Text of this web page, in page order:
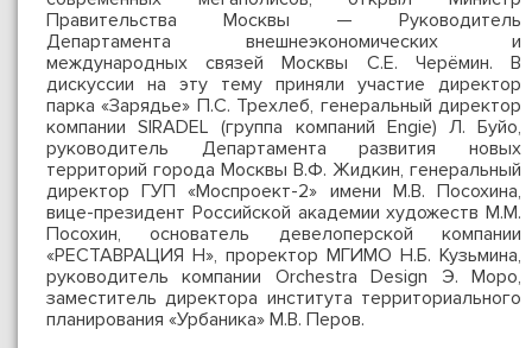
Правительства Москвы — Руководитель
Департамента внешнеэкономических и
международных связей Москвы С.Е. Черёмин. В
дискуссии на эту тему приняли участие директор
парка «Зарядье» П.С. Трехлеб, генеральный директор
компании SIRADEL (группа компаний Engie) Л. Буйо,
руководитель Департамента развития новых
территорий города Москвы В.Ф. Жидкин, генеральный
директор ГУП «Моспроект-2» имени М.В. Посохина,
вице-президент Российской академии художеств М.М.
Посохин, основатель девелоперской компании
«РЕСТАВРАЦИЯ Н», проректор МГИМО Н.Б. Кузьмина,
руководитель компании Orchestra Design Э. Моро,
заместитель директора института территориального
планирования «Урбаника» М.В. Перов.